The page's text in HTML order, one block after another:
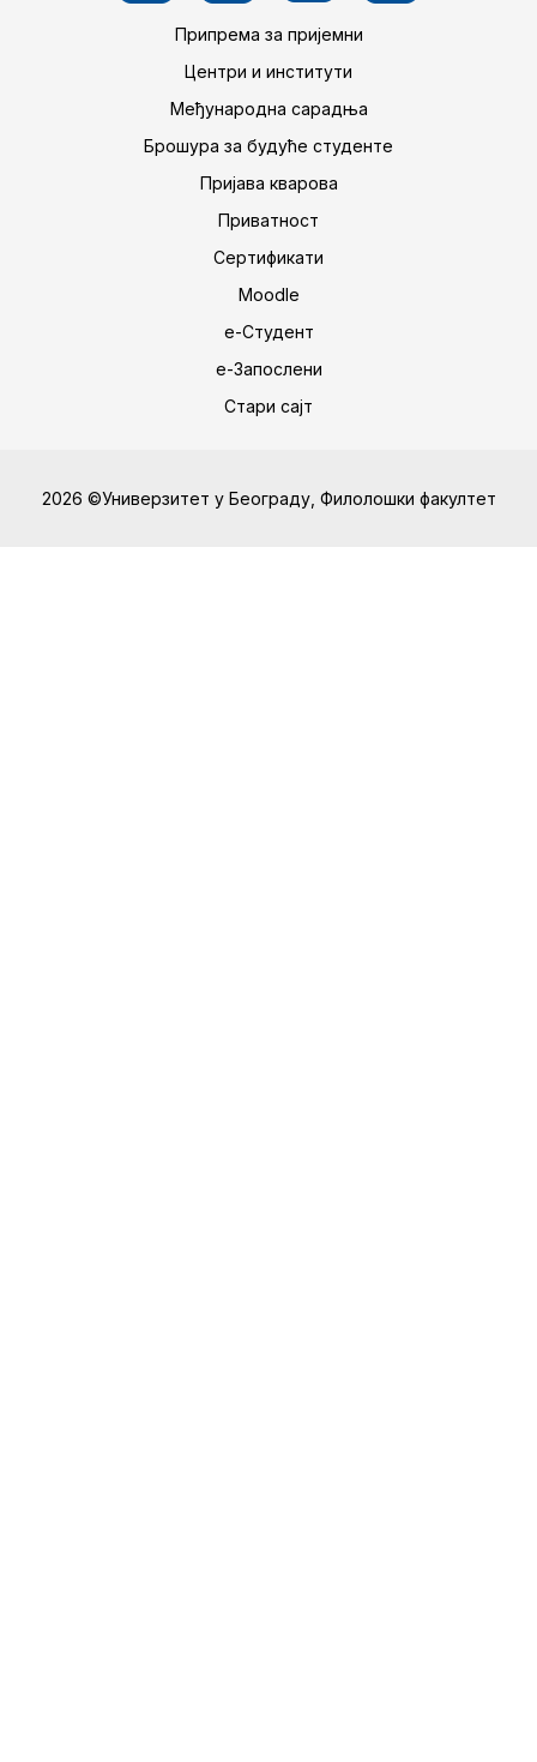
Припрема за пријемни
Центри и институти
Међународна сарадња
Брошура за будуће студенте
Пријава кварова
Приватност
Сертификати
Moodle
е-Студент
е-Запослени
Стари сајт
2026 ©Универзитет у Београду, Филолошки факултет